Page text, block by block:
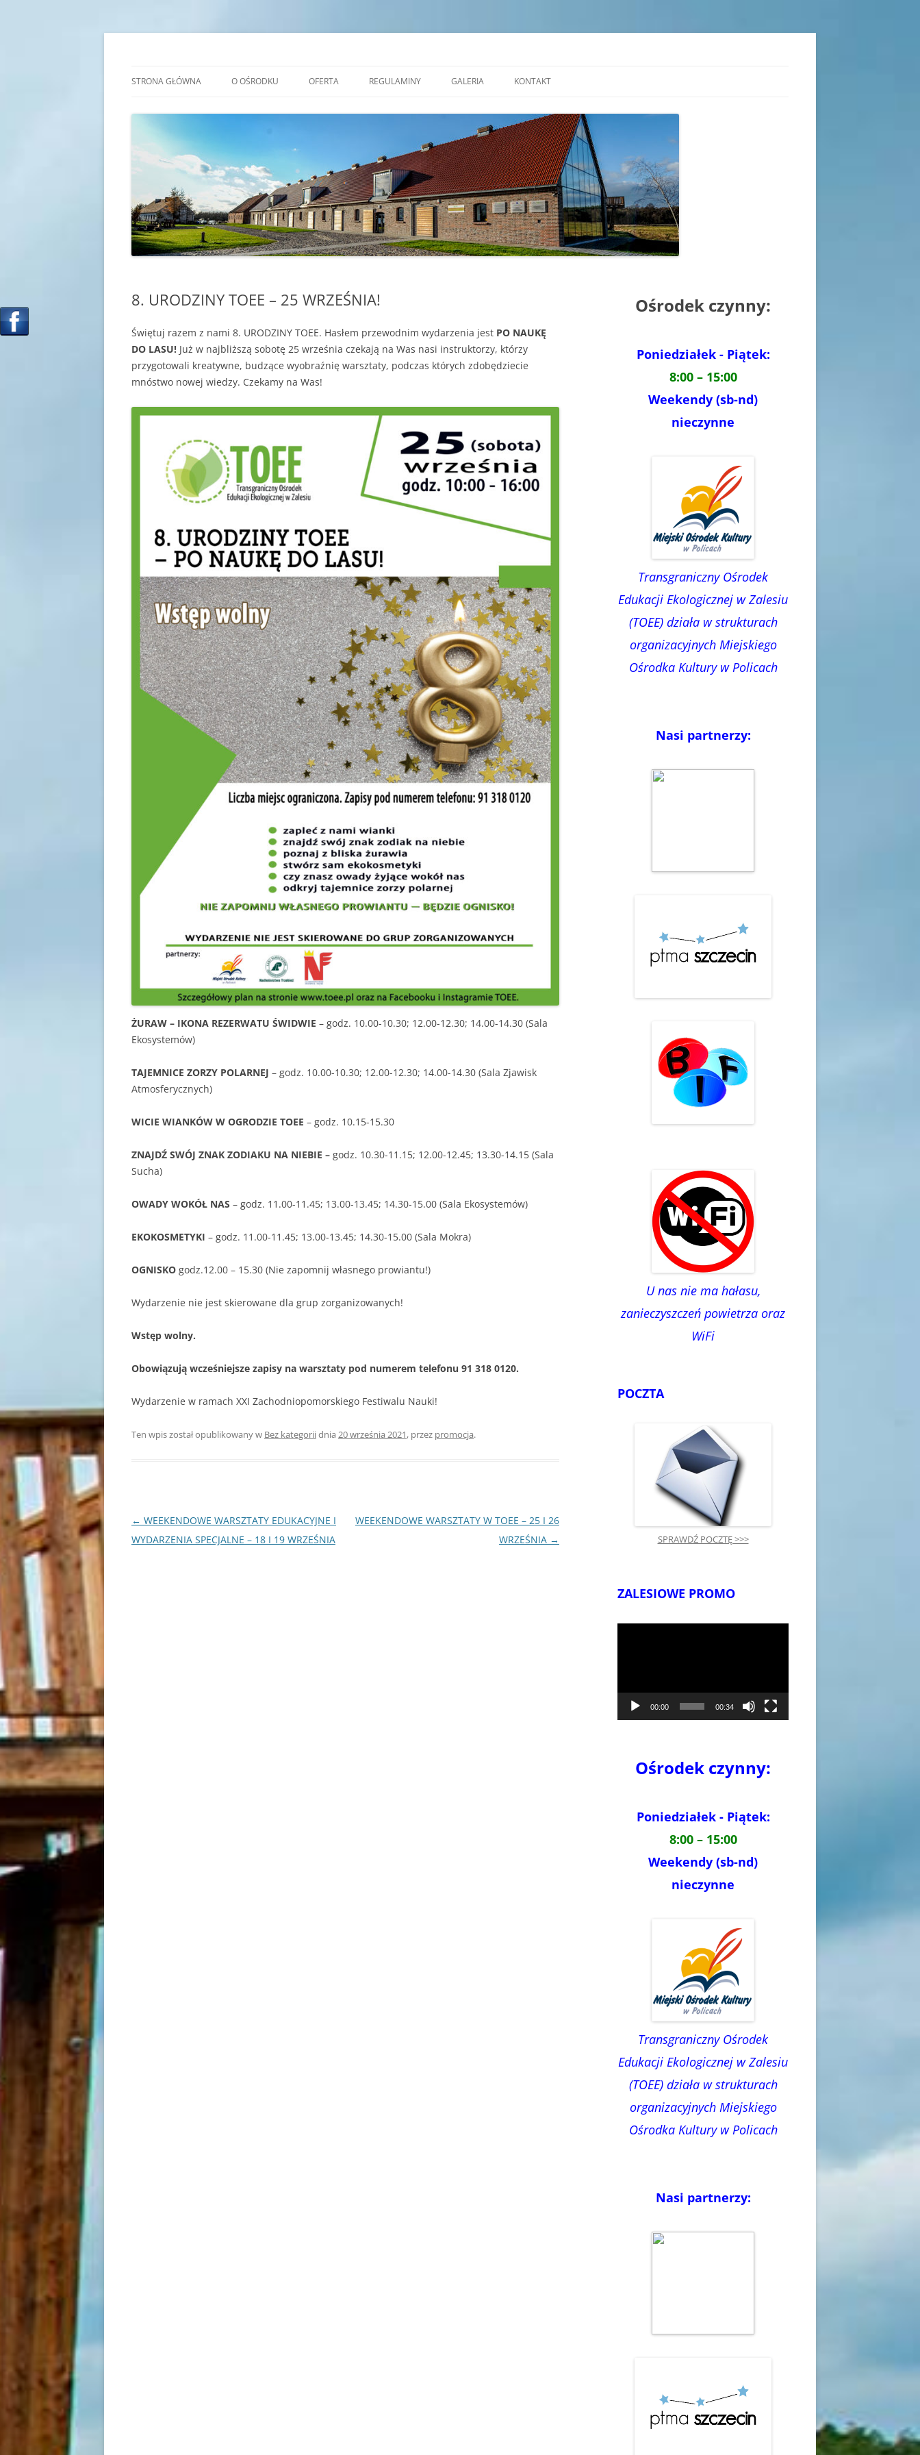
Przejdź
STRONA GŁÓWNA O OŚRODKU
KADRA
SALE EDUKACYJNE ALEJA NAUKI
SALA EKOSYSTEMÓW
SALA ZJAWISK ATMOSFERYCZNYCH
MOBILNE KINO PRZYRODNICZE
OGRÓD DYDAKTYCZNY
ZAJĘCIA TERENOWE
OFERTA
PRACOWNIA CERAMICZNA
REZERWAT FORMY
REGULAMINY
REGULAMIN POBYTU GRUP W
TRANSGRANICZNYM OŚRODKU
EDUKACJI EKOLOGICZNEJ W
ZALESIU
GALERIA KONTAKT
8. URODZINY TOEE – 25 WRZEŚNIA!
Świętuj razem z nami 8. URODZINY TOEE. Hasłem przewodnim wydarzenia jest PO NAUKĘ
DO LASU! Już w najbliższą sobotę 25 września czekają na Was nasi instruktorzy, którzy
przygotowali kreatywne, budzące wyobraźnię warsztaty, podczas których zdobędziecie
mnóstwo nowej wiedzy. Czekamy na Was!
ŻURAW – IKONA REZERWATU ŚWIDWIE – godz. 10.00-10.30; 12.00-12.30; 14.00-14.30 (Sala
Ekosystemów)
TAJEMNICE ZORZY POLARNEJ – godz. 10.00-10.30; 12.00-12.30; 14.00-14.30 (Sala Zjawisk
Atmosferycznych)
WICIE WIANKÓW W OGRODZIE TOEE – godz. 10.15-15.30
ZNAJDŹ SWÓJ ZNAK ZODIAKU NA NIEBIE – godz. 10.30-11.15; 12.00-12.45; 13.30-14.15 (Sala
Sucha)
OWADY WOKÓŁ NAS – godz. 11.00-11.45; 13.00-13.45; 14.30-15.00 (Sala Ekosystemów)
EKOKOSMETYKI – godz. 11.00-11.45; 13.00-13.45; 14.30-15.00 (Sala Mokra)
OGNISKO godz.12.00 – 15.30 (Nie zapomnij własnego prowiantu!)
Wydarzenie nie jest skierowane dla grup zorganizowanych!
Wstęp wolny.
Obowiązują wcześniejsze zapisy na warsztaty pod numerem telefonu 91 318 0120.
Wydarzenie w ramach XXI Zachodniopomorskiego Festiwalu Nauki!
Ten wpis został opublikowany w Bez kategoriidnia 20 września 2021, przez promocja.
Nawigacja
wpisu
← WEEKENDOWE WARSZTATY EDUKACYJNE I
WYDARZENIA SPECJALNE – 18 I 19 WRZEŚNIA
WEEKENDOWE WARSZTATY W TOEE – 25 I 26
WRZEŚNIA →
Ośrodek czynny:
Poniedziałek - Piątek:
8:00 – 15:00
Weekendy (sb-nd)
nieczynne
Transgraniczny Ośrodek
Edukacji Ekologicznej w Zalesiu
(TOEE) działa w strukturach
organizacyjnych Miejskiego
Ośrodka Kultury w Policach
Nasi partnerzy:
U nas nie ma hałasu,
zanieczyszczeń powietrza oraz
WiFi
POCZTA
SPRAWDŹ POCZTĘ >>>
ZALESIOWE PROMO
Odtwarzacz
00:00 00:34
Ośrodek czynny:
Poniedziałek - Piątek:
8:00 – 15:00
Weekendy (sb-nd)
nieczynne
Transgraniczny Ośrodek
Edukacji Ekologicznej w Zalesiu
(TOEE) działa w strukturach
organizacyjnych Miejskiego
Ośrodka Kultury w Policach
Nasi partnerzy: